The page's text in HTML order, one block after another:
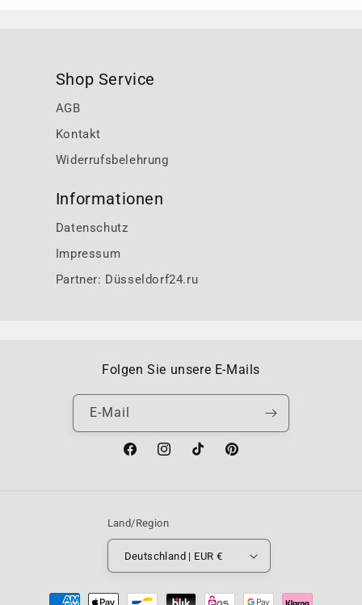
Shop Service
AGB
Kontakt
Widerrufsbelehrung
Informationen
Datenschutz
Impressum
Partner: Düsseldorf24.ru
Folgen Sie unsere E-Mails
E-Mail
FacebookInstagramTikTok Pinterest
Land/Region
Deutschland | EUR €
Zahlungsmethoden